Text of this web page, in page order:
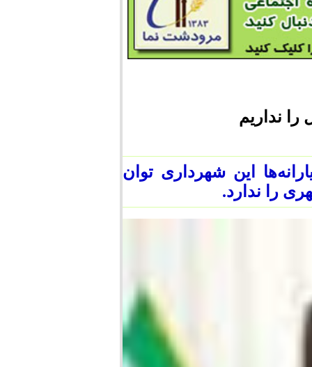
نداریم
این شهرداری توان
را ندارد.